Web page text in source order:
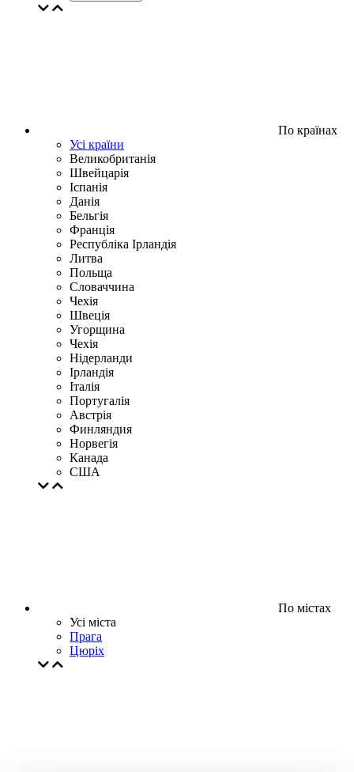
По країнах
Усі країни
Великобританія
Швейцарія
Іспанія
Данія
Бельгія
Франція
Республіка Ірландія
Литва
Польща
Словаччина
Чехія
Швецiя
Угорщина
Чехія
Нідерланди
Iрландія
Iталiя
Португалія
Австрія
Финляндия
Норвегія
Канада
США
По містах
Усі міста
Прага
Цюрiх